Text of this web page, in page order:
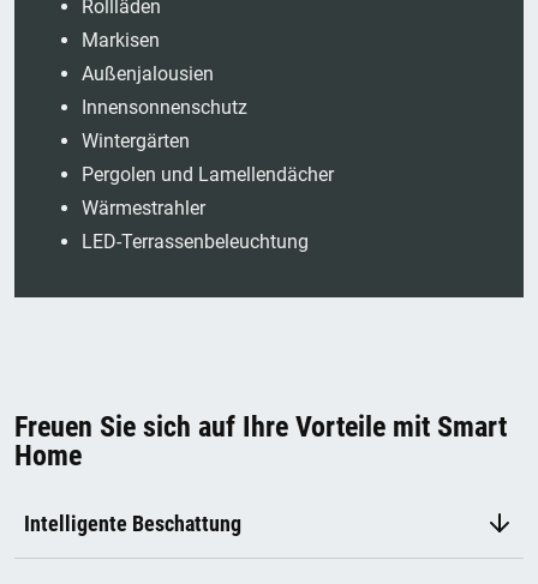
Rollläden
Markisen
Außenjalousien
Innensonnenschutz
Wintergärten
Pergolen und Lamellendächer
Wärmestrahler
LED-Terrassenbeleuchtung
Freuen Sie sich auf Ihre Vorteile mit Smart
Home
Intelligente Beschattung